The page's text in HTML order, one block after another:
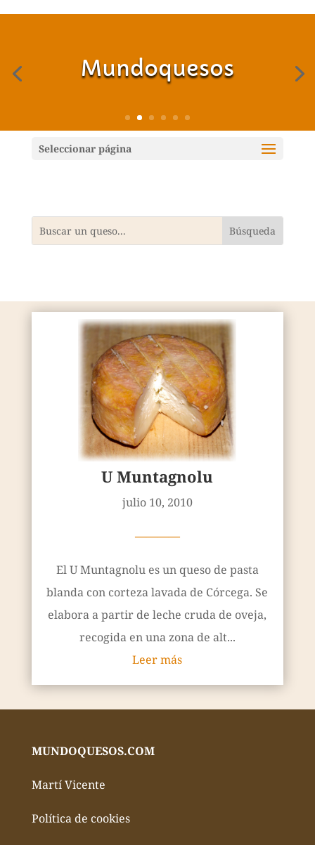
Mundoquesos
Seleccionar página
U Muntagnolu
julio 10, 2010
————
El U Muntagnolu es un queso de pasta
blanda con corteza lavada de Córcega. Se
elabora a partir de leche cruda de oveja,
recogida en una zona de alt...
Leer más
MUNDOQUESOS.COM
Martí Vicente
Política de cookies